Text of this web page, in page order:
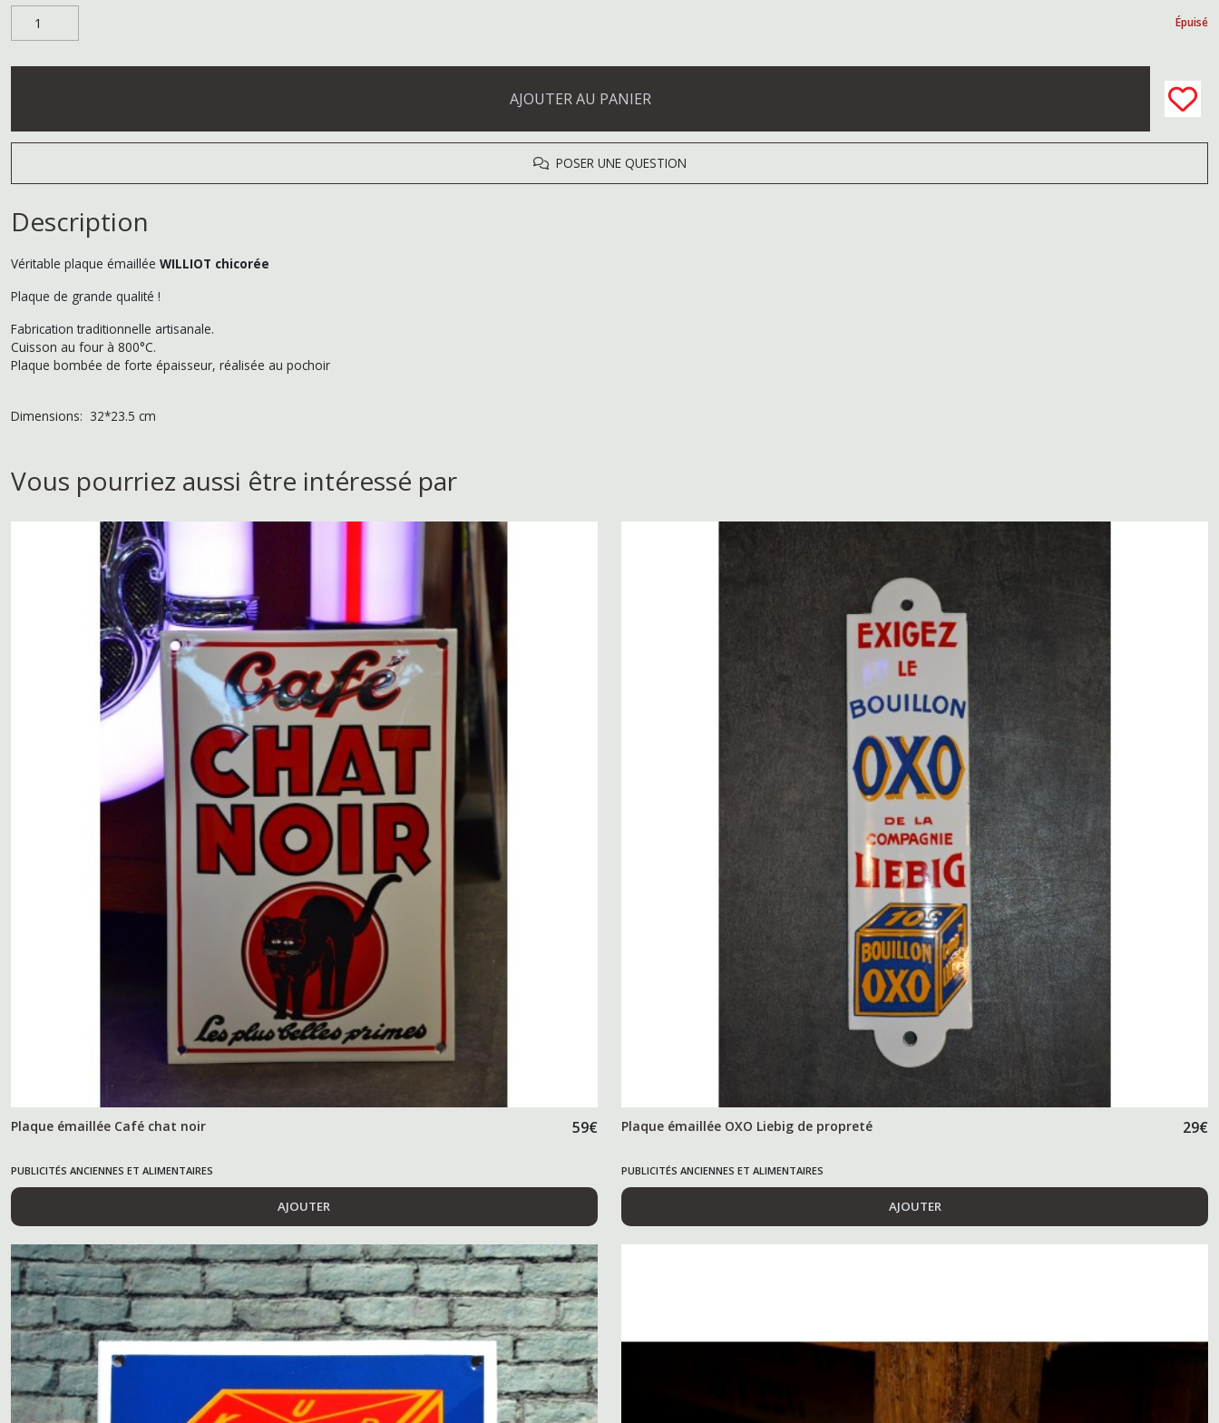
Épuisé
AJOUTER AU PANIER
POSER UNE QUESTION
Description
Véritable plaque émaillée WILLIOT chicorée
Plaque de grande qualité !
Fabrication traditionnelle artisanale.
Cuisson au four à 800°C.
Plaque bombée de forte épaisseur, réalisée au pochoir
Dimensions: 32*23.5 cm
Vous pourriez aussi être intéressé par
Plaque émaillée Café chat noir 59€
PUBLICITÉS ANCIENNES ET ALIMENTAIRES
AJOUTER
Plaque émaillée OXO Liebig de propreté 29€
PUBLICITÉS ANCIENNES ET ALIMENTAIRES
AJOUTER